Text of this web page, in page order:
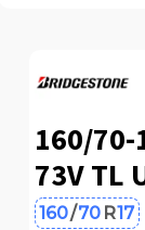
160/
73V TL
160/70 R17